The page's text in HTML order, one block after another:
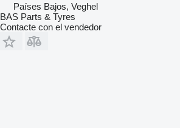
Países Bajos, Veghel
BAS Parts & Tyres
Contacte con el vendedor